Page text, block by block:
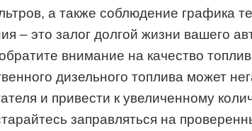
а также соблюдение графика
– это залог долгой жизни вашего
внимание на качество
дизельного топлива может
и привести к увеличенному
заправляться на